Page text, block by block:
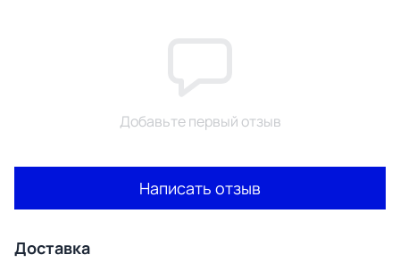
Добавьте первый отзыв
Написать отзыв
Доставка